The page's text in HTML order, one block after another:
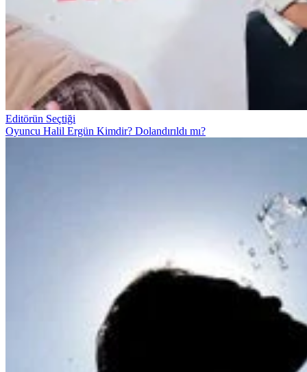
Editörün Seçtiği
Oyuncu Halil Ergün Kimdir? Dolandırıldı mı?